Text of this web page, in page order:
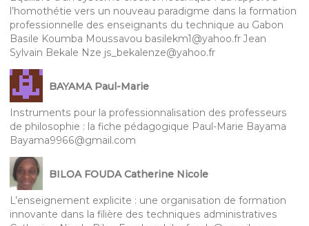
l’homothétie vers un nouveau paradigme dans la formation
professionnelle des enseignants du technique au Gabon
Basile Koumba Moussavou basilekm1@yahoo.fr Jean
Sylvain Bekale Nze js_bekalenze@yahoo.fr
BAYAMA Paul-Marie
Instruments pour la professionnalisation des professeurs
de philosophie : la fiche pédagogique Paul-Marie Bayama
Bayama9966@gmail.com
BILOA FOUDA Catherine Nicole
L’enseignement explicite : une organisation de formation
innovante dans la filière des techniques administratives